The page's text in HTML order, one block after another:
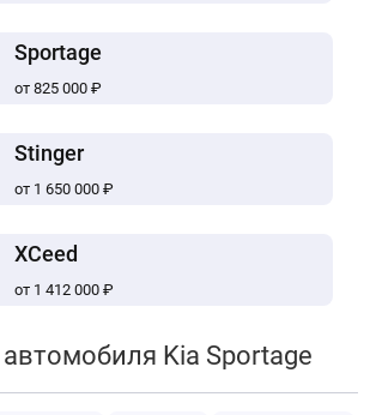
Sportage
от 825 000 ₽
Stinger
от 1 650 000 ₽
XCeed
от 1 412 000 ₽
Kia Sportage